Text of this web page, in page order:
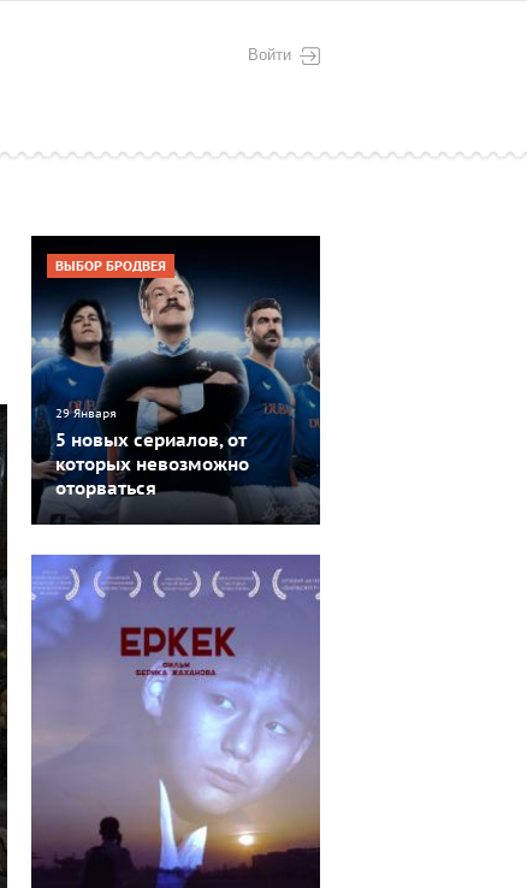
Войти
ВЫБОР БРОДВЕЯ
29 Января
5 новых сериалов, от
которых невозможно
оторваться